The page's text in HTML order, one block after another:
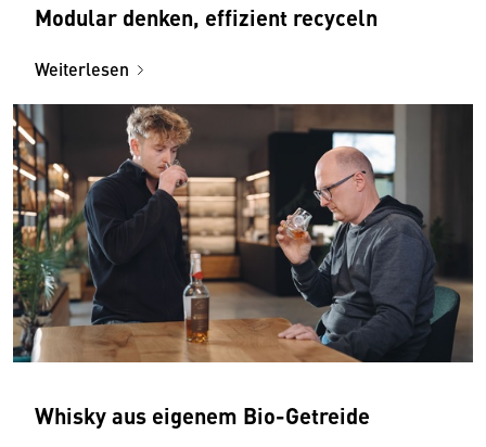
Modular denken, effizient recyceln
Weiterlesen
Whisky aus eigenem Bio-Getreide